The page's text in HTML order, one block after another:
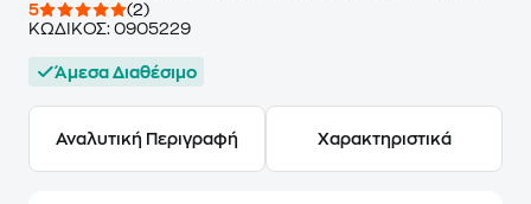
5
(2)
ΚΩΔΙΚΟΣ: 0905229
Άμεσα Διαθέσιμο
Αναλυτική Περιγραφή Χαρακτηριστικά